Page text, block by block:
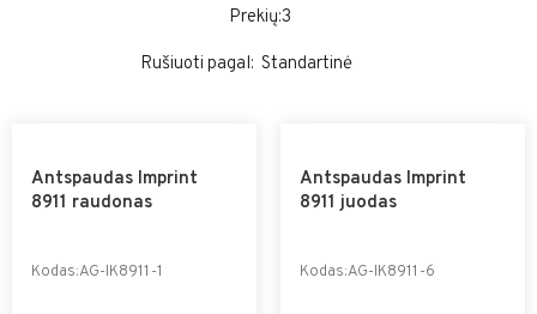
Prekių:3
Rušiuoti pagal:
Antspaudas Imprint
8911 raudonas
Kodas:AG-IK8911-1
Antspaudas Imprint
8911 juodas
Kodas:AG-IK8911-6